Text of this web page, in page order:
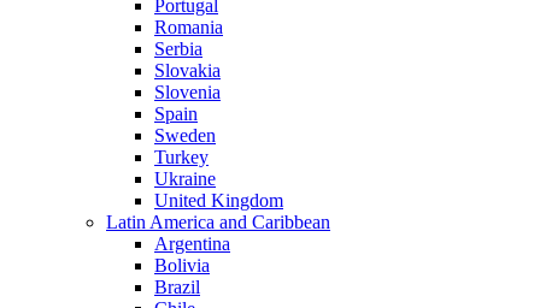
Portugal
Romania
Serbia
Slovakia
Slovenia
Spain
Sweden
Turkey
Ukraine
United Kingdom
Latin America and Caribbean
Argentina
Bolivia
Brazil